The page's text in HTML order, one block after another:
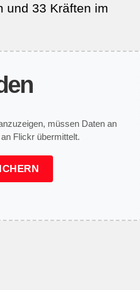
und 33 Kräften im
müssen Daten an
Flickr übermittelt.